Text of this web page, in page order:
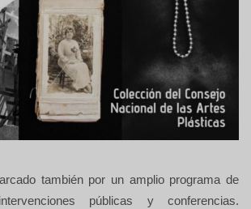
también por un amplio programa de
públicas y conferencias.